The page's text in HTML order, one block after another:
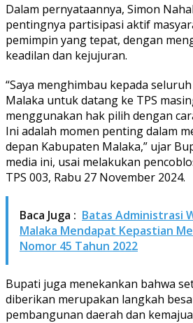
Dalam pernyataannya, Simon
pentingnya partisipasi aktif
pemimpin yang tepat, dengan
keadilan dan kejujuran.
“Saya menghimbau kepada
Malaka untuk datang ke TPS
menggunakan hak pilih dengan
Ini adalah momen penting dalam
depan Kabupaten Malaka,” ujar
media ini, usai melakukan
TPS 003, Rabu 27 November 2024.
Baca Juga : Batas Administrasi
Malaka Mendapat Kepastian
Nomor 45 Tahun 2022
Bupati juga menekankan bahwa
diberikan merupakan langkah
pembangunan daerah dan